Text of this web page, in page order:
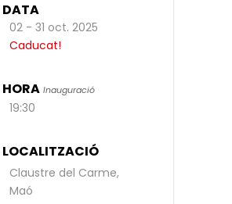
DATA
02 - 31 oct. 2025
Caducat!
HORA Inauguració
19:30
LOCALITZACIÓ
Claustre del Carme,
Maó